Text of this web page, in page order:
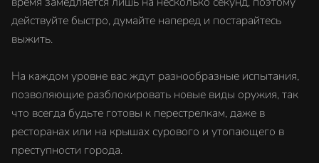
действуйте быстро, думайте наперед и постарайтесь
выжить.
На каждом уровне вас ждут разнообразные испытания,
позволяющие разблокировать новые виды оружия, так
что всегда будьте готовы к перестрелкам, даже в
ресторанах или на крышах сурового и утопающего в
преступности города.